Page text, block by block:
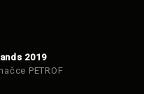
2019
PETROF